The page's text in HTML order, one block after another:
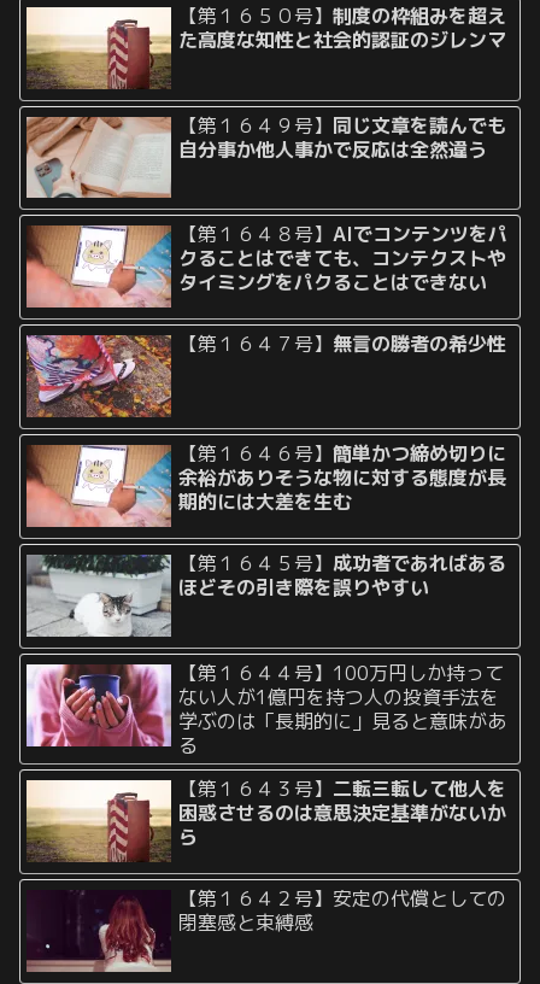
【第１６５０号】制度の枠組みを超え
た高度な知性と社会的認証のジレンマ
【第１６４９号】 同じ文章を読んでも
自分事か他人事かで反応は全然違う
【第１６４８号】AIでコンテンツをパ
クることはできても、コンテクストや
タイミングをパクることはできない
【第１６４７号】 無言の勝者の希少性
【第１６４６号】簡単かつ締め切りに
余裕がありそうな物に対する態度が長
期的には大差を生む
【第１６４５号】成功者であればある
ほどその引き際を誤りやすい
【第１６４４号】100万円しか持って
ない人が1億円を持つ人の投資手法を
学ぶのは「長期的に」見ると意味があ
る
【第１６４３号】 二転三転して他人を
困惑させるのは意思決定基準がないか
ら
【第１６４２号】安定の代償としての
閉塞感と束縛感